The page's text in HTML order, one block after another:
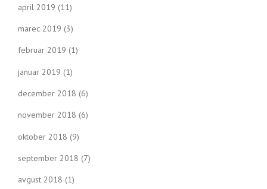
april 2019 (11)
marec 2019 (3)
februar 2019 (1)
januar 2019 (1)
december 2018 (6)
november 2018 (6)
oktober 2018 (9)
september 2018 (7)
avgust 2018 (1)